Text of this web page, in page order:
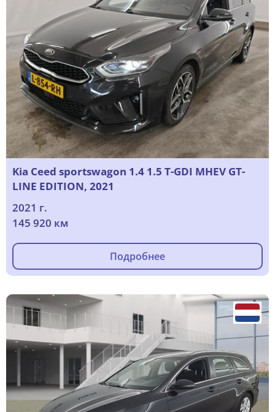
Kia Ceed sportswagon 1.4 1.5 T-GDI MHEV GT-
LINE EDITION, 2021
2021 г.
145 920 км
Подробнее